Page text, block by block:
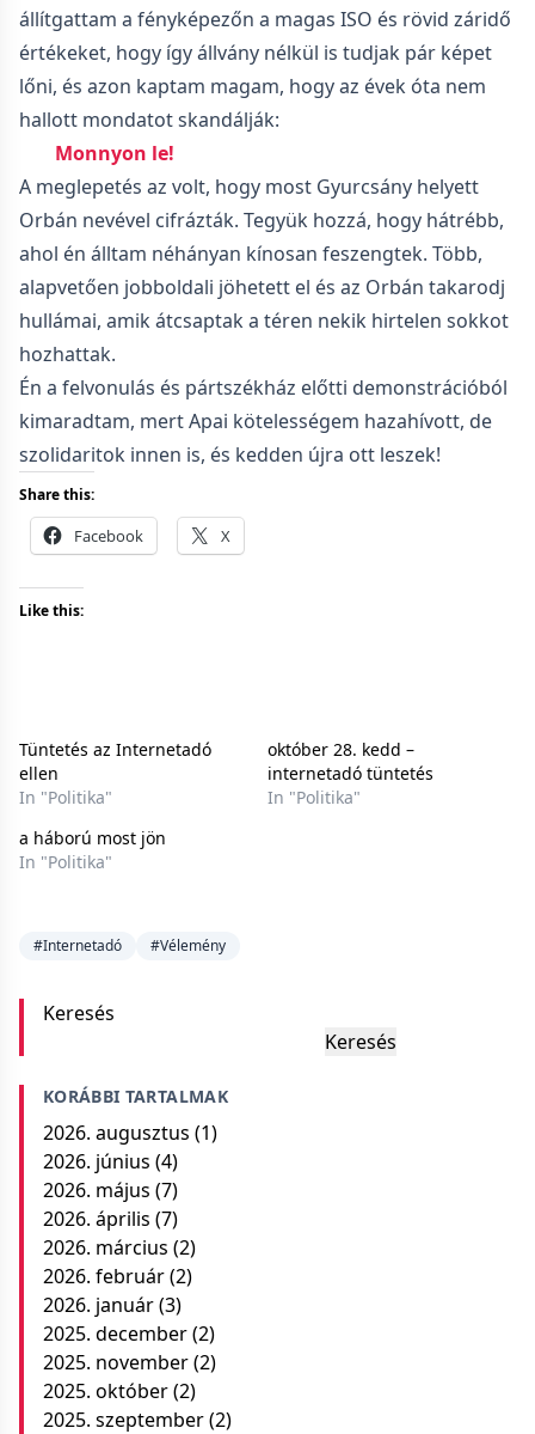
állítgattam a fényképezőn a magas ISO és rövid záridő
értékeket, hogy így állvány nélkül is tudjak pár képet
lőni, és azon kaptam magam, hogy az évek óta nem
hallott mondatot skandálják:
Monnyon le!
A meglepetés az volt, hogy most Gyurcsány helyett
Orbán nevével cifrázták. Tegyük hozzá, hogy hátrébb,
ahol én álltam néhányan kínosan feszengtek. Több,
alapvetően jobboldali jöhetett el és az Orbán takarodj
hullámai, amik átcsaptak a téren nekik hirtelen sokkot
hozhattak.
Én a felvonulás és pártszékház előtti demonstrációból
kimaradtam, mert Apai kötelességem hazahívott, de
szolidaritok innen is, és kedden újra ott leszek!
Share this:
Facebook X
Like this:
Tüntetés az Internetadó
ellen
In "Politika"
október 28. kedd –
internetadó tüntetés
In "Politika"
a háború most jön
In "Politika"
#Internetadó #Vélemény
Keresés
Keresés
KORÁBBI TARTALMAK
2026. augusztus (1)
2026. június (4)
2026. május (7)
2026. április (7)
2026. március (2)
2026. február(2)
2026. január(3)
2025. december(2)
2025. november(2)
2025. október(2)
2025. szeptember(2)